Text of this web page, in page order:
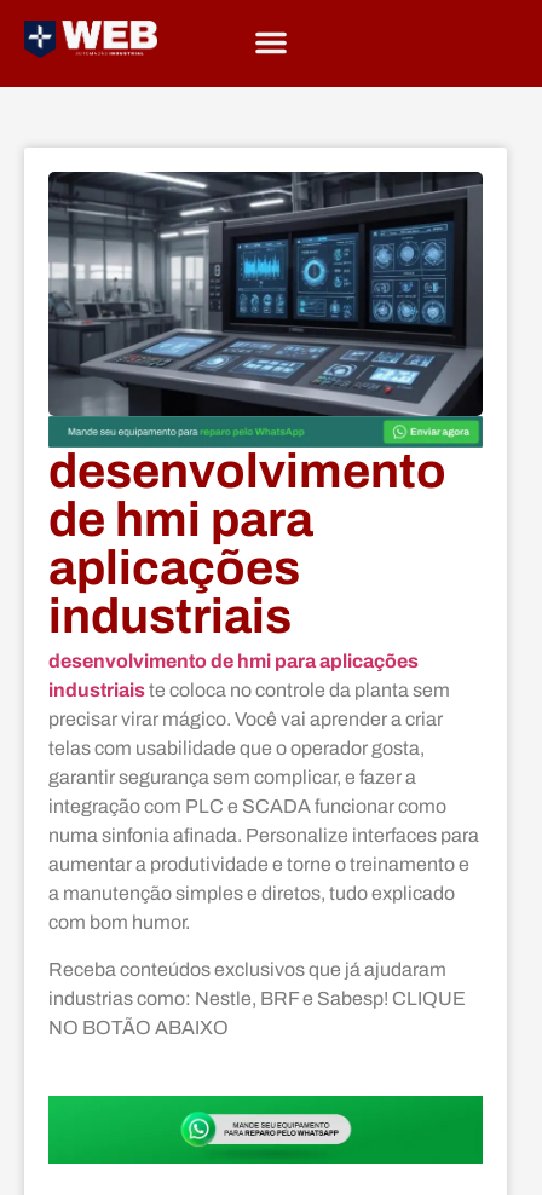
desenvolvimento
de hmi para
aplicações
industriais
desenvolvimento de hmi para aplicações
industriaiste coloca no controle da planta sem
precisar virar mágico. Você vai aprender a criar
telas com usabilidade que o operador gosta,
garantir segurança sem complicar, e fazer a
integração com PLC e SCADA funcionar como
numa sinfonia afinada. Personalize interfaces para
aumentar a produtividade e torne o treinamento e
a manutenção simples e diretos, tudo explicado
com bom humor.
Receba conteúdos exclusivos que já ajudaram
industrias como: Nestle, BRF e Sabesp! CLIQUE
NO BOTÃO ABAIXO